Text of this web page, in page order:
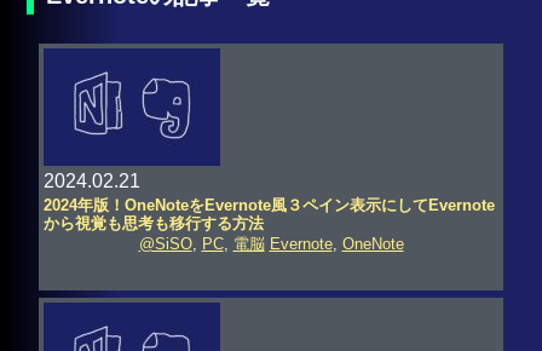
2024.02.21
2024年版！OneNoteをEvernote風３ペイン表示にしてEvernote
から視覚も思考も移行する方法
@SiSO, PC, 電脳 Evernote, OneNote